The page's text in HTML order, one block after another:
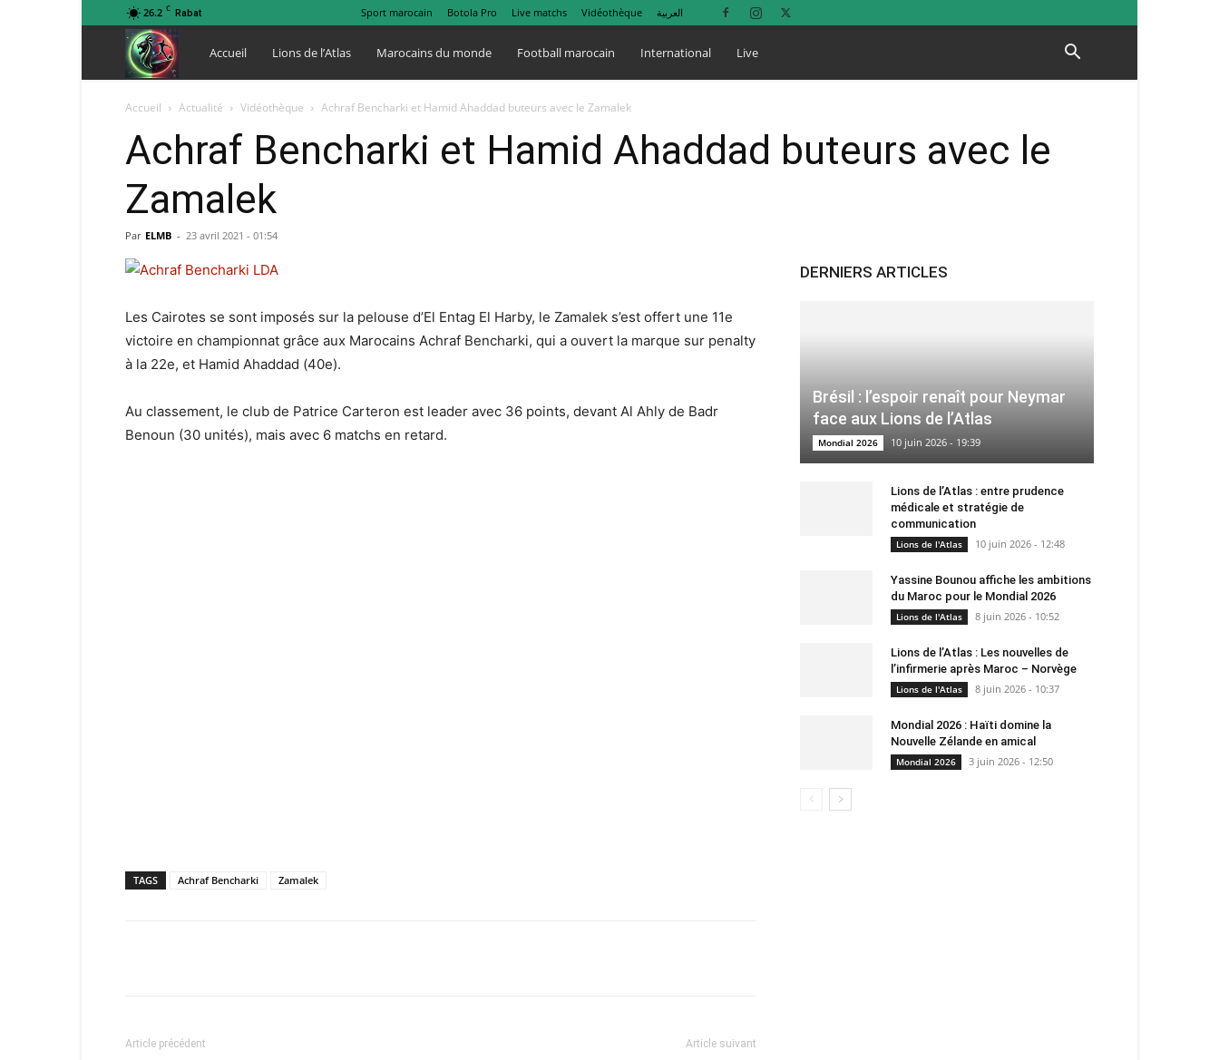
26.2 C Rabat Sport marocain Botola Pro Live matchs Vidéothèque العربية
Lions
de
l
Atlas
Accueil Lions de l’Atlas Marocains du monde Football marocain International Live
Accueil Actualité Vidéothèque Achraf Bencharki et Hamid Ahaddad buteurs avec le Zamalek
Achraf Bencharki et Hamid Ahaddad buteurs avec le
Zamalek
Par ELMB - 23 avril 2021 - 01:54
Les Cairotes se sont imposés sur la pelouse d’El Entag El Harby, le Zamalek s’est offert une 11e
victoire en championnat grâce aux Marocains Achraf Bencharki, qui a ouvert la marque sur penalty
à la 22e, et Hamid Ahaddad (40e).
Au classement, le club de Patrice Carteron est leader avec 36 points, devant Al Ahly de Badr
Benoun (30 unités), mais avec 6 matchs en retard.
TAGS Achraf Bencharki Zamalek
Article précédent Article suivant
DERNIERS ARTICLES
Brésil : l’espoir renaît pour Neymar
face aux Lions de l’Atlas
Mondial 2026 10 juin 2026 - 19:39
Lions de l’Atlas : entre prudence
médicale et stratégie de
communication
Lions de l'Atlas 10 juin 2026 - 12:48
Yassine Bounou affiche les ambitions
du Maroc pour le Mondial 2026
Lions de l'Atlas 8 juin 2026 - 10:52
Lions de l’Atlas : Les nouvelles de
l’infirmerie après Maroc – Norvège
Lions de l'Atlas 8 juin 2026 - 10:37
Mondial 2026 : Haïti domine la
Nouvelle Zélande en amical
Mondial 2026 3 juin 2026 - 12:50